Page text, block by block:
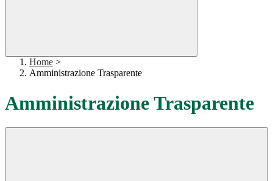
Home >
Amministrazione Trasparente
Amministrazione Trasparente